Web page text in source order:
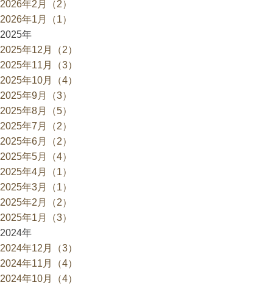
2026年2月（2）
2026年1月（1）
2025年
2025年12月（2）
2025年11月（3）
2025年10月（4）
2025年9月（3）
2025年8月（5）
2025年7月（2）
2025年6月（2）
2025年5月（4）
2025年4月（1）
2025年3月（1）
2025年2月（2）
2025年1月（3）
2024年
2024年12月（3）
2024年11月（4）
2024年10月（4）